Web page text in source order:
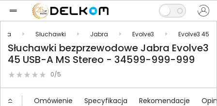
Słuchawki Jabra Evolve3 Evolve3 45
Słuchawki bezprzewodowe Jabra Evolve3
45 USB-A MS Stereo - 34599-999-999
0/5
Omówienie Specyfikacja Rekomendacje